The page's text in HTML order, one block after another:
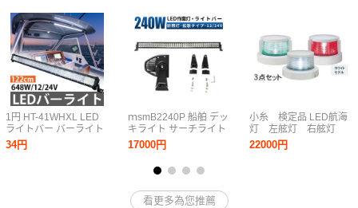
1円 HT-41WHXL LED
ライトバー バーライト
ワークライト 122cm
48インチ 作業灯 車 サ
34円
ト 船舶
ｍsmB2240P 船舶 デッ
キライト サーチライト
240W 拡散 ledライトバ
ー 前照灯 補助灯 LED
ワークライト led 作業
灯 12V 24V 集魚灯 1年
保証
17000円
小糸 検定品 LED航海
灯 左舷灯 右舷灯
白灯 ホワイト3点セッ
ト 送料込み
22000円
看更多為您推薦